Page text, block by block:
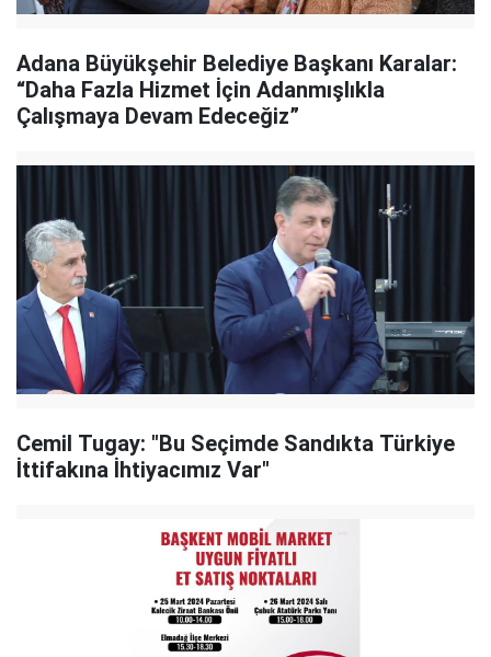
Adana Büyükşehir Belediye Başkanı Karalar:
“Daha Fazla Hizmet İçin Adanmışlıkla
Çalışmaya Devam Edeceğiz”
Cemil Tugay: "Bu Seçimde Sandıkta Türkiye
İttifakına İhtiyacımız Var"